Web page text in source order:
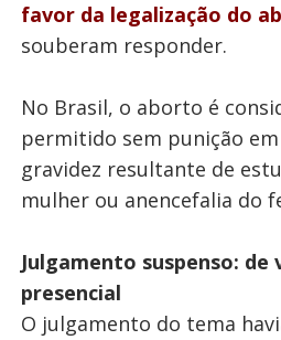
favor da legalização do
souberam responder.
No Brasil, o aborto é
permitido sem punição
gravidez resultante de
mulher ou anencefalia do
Julgamento suspenso:
presencial
O julgamento do tema